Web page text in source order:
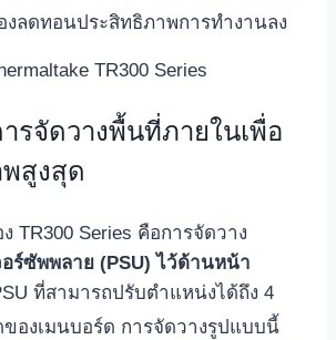
งลดทอนประสิทธิภาพการทำงานลง
รจัดวางพื้นที่ภายในเพื่อ
สูงสุด
TR300 Series คือการจัดวาง
อร์ซัพพลาย (PSU) ไว้ด้านหน้า
ที่สามารถปรับตำแหน่งได้ถึง 4
องเมนบอร์ด การจัดวางรูปแบบนี้